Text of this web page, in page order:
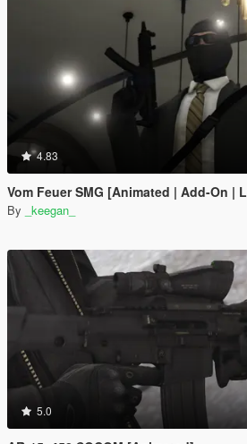
4.83
Vom Feuer SMG [Animated | Add-On |
By _keegan_
5.0